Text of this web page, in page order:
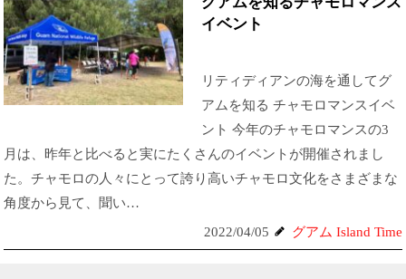
イベント
リティディアンの海を通してグ
アムを知る チャモロマンスイベ
ント 今年のチャモロマンスの3
月は、昨年と比べると実にたくさんのイベントが開催されまし
た。チャモロの人々にとって誇り高いチャモロ文化をさまざまな
角度から見て、聞い…
2022/04/05
グアム Island Time